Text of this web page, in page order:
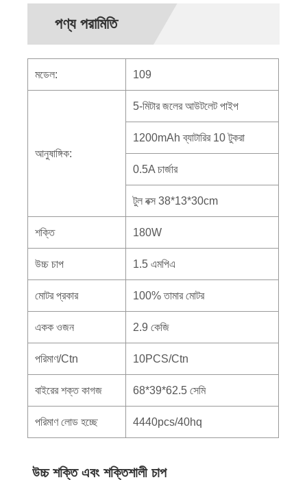
পণ্য পরামিতি
মডেল: 109
আনুষাঙ্গিক:
5-মিটার জলের আউটলেট পাইপ
1200mAh ব্যাটারির 10 টুকরা
0.5A চার্জার
টুল বক্স 38*13*30cm
শক্তি 180W
উচ্চ চাপ 1.5 এমপিএ
মোটর প্রকার 100% তামার মোটর
একক ওজন 2.9 কেজি
পরিমাণ/Ctn 10PCS/Ctn
বাইরের শক্ত কাগজ 68*39*62.5 সেমি
পরিমাণ লোড হচ্ছে 4440pcs/40hq
উচ্চ শক্তি এবং শক্তিশালী চাপ